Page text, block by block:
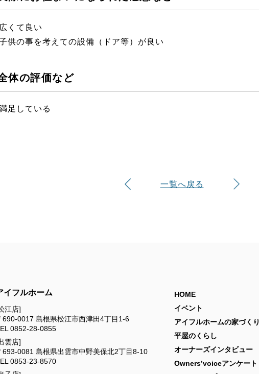
広くて良い
子供の事を考えての設備（ドア等）が良い
体の評価など
満足している
一覧へ戻る
イフルホーム
江店]
690-0017 島根県松江市西津田4丁目1-6
0852-28-0855
雲店]
693-0081 島根県出雲市中野美保北2丁目8-10
0853-23-8570
HOME
イベント
アイフルホームの家づくり
平屋のくらし
オーナーズインタビュー
Owners’voiceアンケート